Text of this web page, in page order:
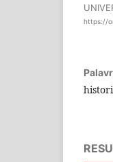
https://